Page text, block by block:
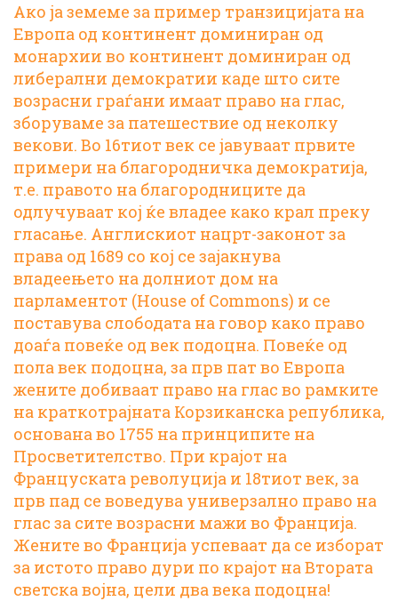
Ако ја земеме за пример транзицијата на
Европа од континент доминиран од
монархии во континент доминиран од
либерални демократии каде што сите
возрасни граѓани имаат право на глас,
зборуваме за патешествие од неколку
векови. Во 16тиот век се јавуваат првите
примери на благородничка демократија,
т.е. правото на благородниците да
одлучуваат кој ќе владее како крал преку
гласање. Англискиот нацрт-законот за
права од 1689 со кој се зајакнува
владеењето на долниот дом на
парламентот (House of Commons) и се
поставува слободата на говор како право
доаѓа повеќе од век подоцна. Повеќе од
пола век подоцна, за прв пат во Европа
жените добиваат право на глас во рамките
на краткотрајната Корзиканска република,
основана во 1755 на принципите на
Просветителство. При крајот на
Француската револуција и 18тиот век, за
прв пад се воведува универзално право на
глас за сите возрасни мажи во Франција.
Жените во Франција успеваат да се изборат
за истото право дури по крајот на Втората
светска војна, цели два века подоцна!